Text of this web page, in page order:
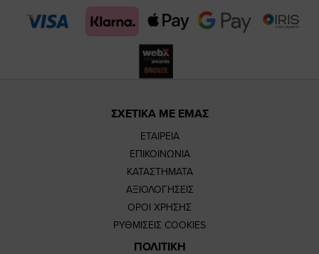
pagepage
ΣΧΕΤΙΚΑ ΜΕ ΕΜΑΣ
ΕΤΑΙΡΕΙΑ
ΕΠΙΚΟΙΝΩΝΙΑ
ΚΑΤΑΣΤΗΜΑΤΑ
ΑΞΙΟΛΟΓΗΣΕΙΣ
ΟΡΟΙ ΧΡΗΣΗΣ
ΡΥΘΜΙΣΕΙΣ COOKIES
ΠΟΛΙΤΙΚΗ